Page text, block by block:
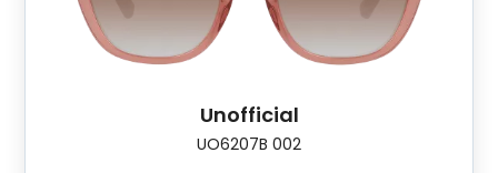
Unofficial
UO6207B 002